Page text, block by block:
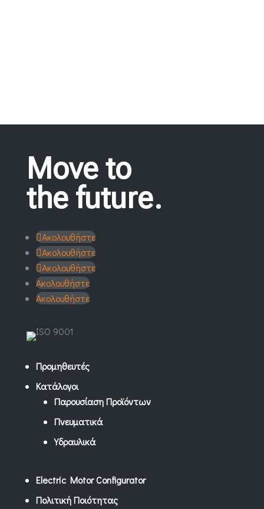
Move to
the future.
Ακολουθήστε
Ακολουθήστε
Ακολουθήστε
Ακολουθήστε
Ακολουθήστε
Προμηθευτές
Κατάλογοι
Παρουσίαση Προϊόντων
Πνευματικά
Υδραυλικά
Electric Motor Configurator
Πολιτική Ποιότητας